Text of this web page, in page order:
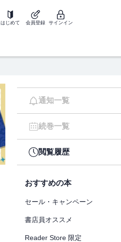
はじめて 会員登録 サインイン
通知一覧
続巻一覧
閲覧履歴
おすすめの本
セール・キャンペーン
書店員オススメ
Reader Store 限定